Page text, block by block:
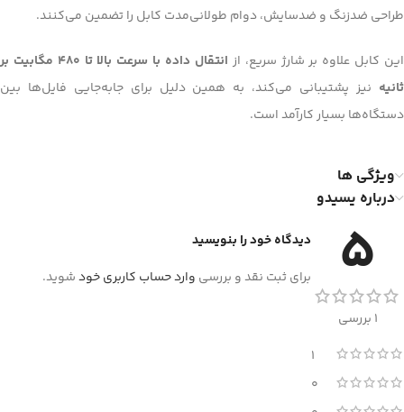
طراحی ضدزنگ و ضدسایش، دوام طولانی‌مدت کابل را تضمین می‌کنند.
این کابل علاوه بر شارژ سریع، از
انتقال داده با سرعت بالا تا 480 مگابیت بر
ثانیه نیز پشتیبانی می‌کند، به همین دلیل برای جابه‌جایی فایل‌ها بین
دستگاه‌ها بسیار کارآمد است.
ویژگی ها
درباره یسیدو
5
1 بررسی
1
0
دیدگاه خود را بنویسید
برای ثبت نقد و بررسی وارد حساب کاربری خودشوید.